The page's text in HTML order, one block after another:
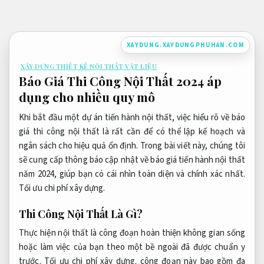
nội
XAYDUNG.XAYDUNGPHUHAN.COM
XÂY DỰNG THIẾT KẾ NỘI THẤT VẬT LIỆU
Báo Giá Thi Công Nội Thất 2024 áp
dụng cho nhiều quy mô
Khi bắt đầu một dự án tiến hành nội thất, việc hiểu rõ về báo
giá thi công nội thất là rất cần để có thể lập kế hoạch và
ngân sách cho hiệu quả ổn định. Trong bài viết này, chúng tôi
sẽ cung cấp thông báo cập nhật về báo giá tiến hành nội thất
năm 2024, giúp bạn có cái nhìn toàn diện và chính xác nhất.
Tối ưu chi phí xây dựng.
Thi Công Nội Thất Là Gì?
Thực hiện nội thất là công đoạn hoàn thiện không gian sống
hoặc làm việc của bạn theo một bề ngoài đã được chuẩn y
trước. Tối ưu chi phí xây dựng. công đoạn này bao gồm đa